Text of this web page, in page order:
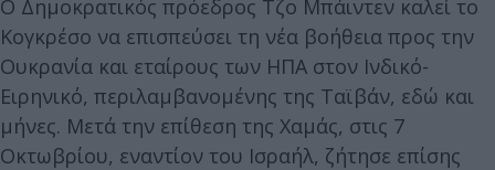
Ο Δημοκρατικός πρόεδρος Τζο Μπάιντεν καλεί το
Κογκρέσο να επισπεύσει τη νέα βοήθεια προς την
Ουκρανία και εταίρους των ΗΠΑ στον Ινδικό-
Ειρηνικό, περιλαμβανομένης της Ταϊβάν, εδώ και
μήνες. Μετά την επίθεση της Χαμάς, στις 7
Οκτωβρίου, εναντίον του Ισραήλ, ζήτησε επίσης